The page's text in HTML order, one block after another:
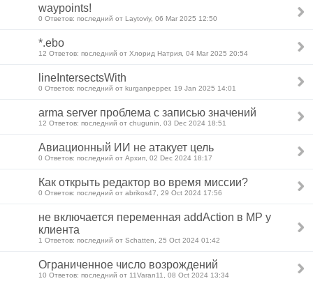
waypoints!
0 Ответов: последний от Laytoviy, 06 Mar 2025 12:50
*.ebo
12 Ответов: последний от Хлорид Натрия, 04 Mar 2025 20:54
lineIntersectsWith
0 Ответов: последний от kurganpepper, 19 Jan 2025 14:01
arma server проблема с записью значений
12 Ответов: последний от chugunin, 03 Dec 2024 18:51
Авиационный ИИ не атакует цель
0 Ответов: последний от Архип, 02 Dec 2024 18:17
Как открыть редактор во время миссии?
0 Ответов: последний от abrikos47, 29 Oct 2024 17:56
не включается переменная addAction в МР у
клиента
1 Ответов: последний от Schatten, 25 Oct 2024 01:42
Ограниченное число возрождений
10 Ответов: последний от 11Varan11, 08 Oct 2024 13:34